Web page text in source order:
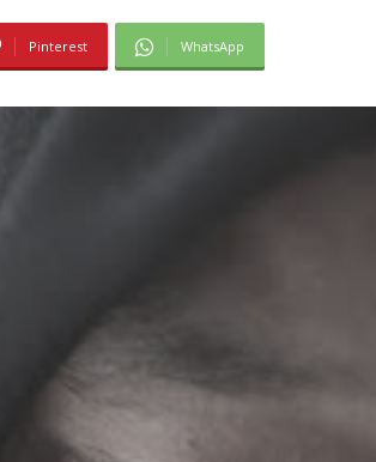
Pinterest WhatsApp